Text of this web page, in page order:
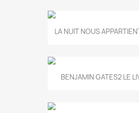
LA NUIT NOUS
BENJAMIN GATES2 LE